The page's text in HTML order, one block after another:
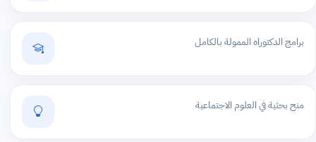
برامج الدكتوراه الممولة بالكامل
منح بحثية في العلوم الاجتماعية